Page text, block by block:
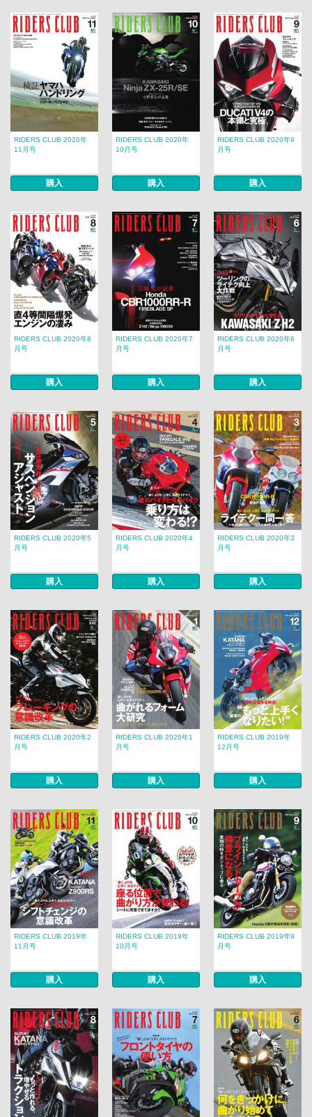
RIDERS CLUB 2020年
11月号
購入
RIDERS CLUB 2020年
10月号
購入
RIDERS CLUB 2020年9
月号
購入
RIDERS CLUB 2020年8
月号
購入
RIDERS CLUB 2020年7
月号
購入
RIDERS CLUB 2020年6
月号
購入
RIDERS CLUB 2020年5
月号
購入
RIDERS CLUB 2020年4
月号
購入
RIDERS CLUB 2020年3
月号
購入
RIDERS CLUB 2020年2
月号
購入
RIDERS CLUB 2020年1
月号
購入
RIDERS CLUB 2019年
12月号
購入
RIDERS CLUB 2019年
11月号
購入
RIDERS CLUB 2019年
10月号
購入
RIDERS CLUB 2019年9
月号
購入